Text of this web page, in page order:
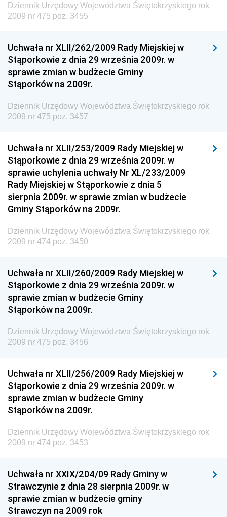
Dziennik Urzędowy Ministra Rozwoju, Pracy i
Dziennik Urzędowy Ministra Kultury, Dziedzictwa
Narodowego i Sportu
Dziennik Urzędowy Ministra Rodziny i Polityki
Społecznej
Dziennik Urzędowy Komendy Głównej Straży
Granicznej
Drogowego
Dziennik Urzędowy Narodowego Banku Polskiego
Dziennik Urzędowy Komendy Głównej Policji
Dziennik Urzędowy Ministra Pracy i Polityki
Społecznej
Dziennik Urzędowy Ministra Transportu, Budownictwa
i Gospodarki Morskiej
Dziennik Urzędowy Ministra Spraw Zagranicznych
Dziennik Urzędowy Centralnego Biura
Antykorupcyjnego
Wewnętrznego
Dziennik Urzędowy Urzędu Patentowego
Dziennik Urzędowy Generalnej Dyrekcji Dróg
Krajowych i Autostrad
Dziennik Urzędowy Ministra Środowiska
Dziennik Urzędowy Ministra Edukacji
Dziennik Urzędowy Ministra Przemysłu
Dziennik Urzędowy Ministra Finansów i Gospodarki
Dziennik Urzędowy Ministra do Spraw Unii
Dziennik Urzędowy Województwa Świętokrzyskiego rok
2009 nr 475 poz. 3455
Uchwała nr XLII/262/2009 Rady Miejskiej w
Stąporkowie z dnia 29 września 2009r. w
sprawie zmian w budżecie Gminy
Stąporków na 2009r.
Dziennik Urzędowy Województwa Świętokrzyskiego rok
2009 nr 475 poz. 3457
Uchwała nr XLII/253/2009 Rady Miejskiej w
Stąporkowie z dnia 29 września 2009r. w
sprawie uchylenia uchwały Nr XL/233/2009
Rady Miejskiej w Stąporkowie z dnia 5
sierpnia 2009r. w sprawie zmian w budżecie
Gminy Stąporków na 2009r.
Dziennik Urzędowy Województwa Świętokrzyskiego rok
2009 nr 474 poz. 3450
Uchwała nr XLII/260/2009 Rady Miejskiej w
Stąporkowie z dnia 29 września 2009r. w
sprawie zmian w budżecie Gminy
Stąporków na 2009r.
Dziennik Urzędowy Województwa Świętokrzyskiego rok
2009 nr 475 poz. 3456
Uchwała nr XLII/256/2009 Rady Miejskiej w
Stąporkowie z dnia 29 września 2009r. w
sprawie zmian w budżecie Gminy
Stąporków na 2009r.
Dziennik Urzędowy Województwa Świętokrzyskiego rok
2009 nr 474 poz. 3453
Uchwała nr XXIX/204/09 Rady Gminy w
Strawczynie z dnia 28 sierpnia 2009r. w
sprawie zmian w budżecie gminy
Strawczyn na 2009 rok